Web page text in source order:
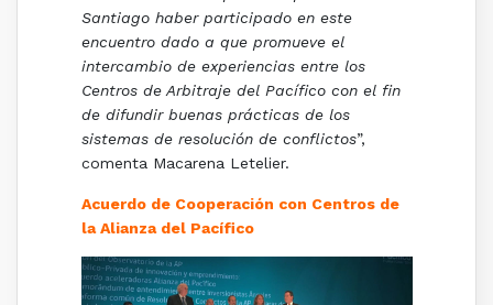
Santiago haber participado en este
encuentro dado a que promueve el
intercambio de experiencias entre los
Centros de Arbitraje del Pacífico con el fin
de difundir buenas prácticas de los
sistemas de resolución de conflictos”,
comenta Macarena Letelier.
Acuerdo de Cooperación con Centros de
la Alianza del Pacífico